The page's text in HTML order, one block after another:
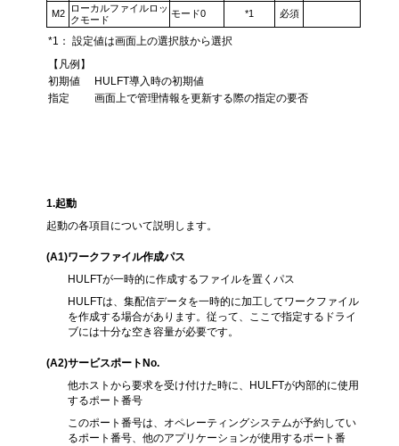
M2
ローカルファイルロッ
クモード
モード0 *1 必須
*1： 設定値は画面上の選択肢から選択
【凡例】
初期値
HULFT導入時の初期値
指定
画面上で管理情報を更新する際の指定の要否
1.起動
起動の各項目について説明します。
(A1)ワークファイル作成パス
HULFTが一時的に作成するファイルを置くパス
HULFTは、集配信データを一時的に加工してワークファイル
を作成する場合があります。従って、ここで指定するドライ
ブには十分な空き容量が必要です。
(A2)サービスポートNo.
他ホストから要求を受け付けた時に、HULFTが内部的に使用
するポート番号
このポート番号は、オペレーティングシステムが予約してい
るポート番号、他のアプリケーションが使用するポート番